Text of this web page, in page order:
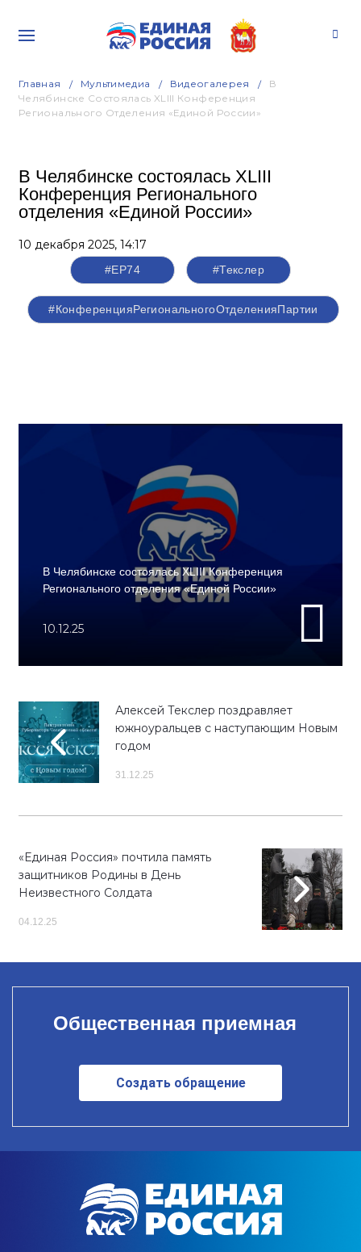
Главная Мультимедиа Видеогалерея
В
Челябинске Состоялась XLIII Конференция
Регионального Отделения «Единой России»
В Челябинске состоялась XLIII
Конференция Регионального
отделения «Единой России»
10 декабря 2025, 14:17
#ЕР74 #Текслер
#КонференцияРегиональногоОтделенияПартии
В Челябинске состоялась XLIII Конференция
Регионального отделения «Единой России»
10.12.25
Алексей Текслер поздравляет
южноуральцев с наступающим Новым
годом
31.12.25
«Единая Россия» почтила память
защитников Родины в День
Неизвестного Солдата
04.12.25
Общественная приемная
Создать обращение